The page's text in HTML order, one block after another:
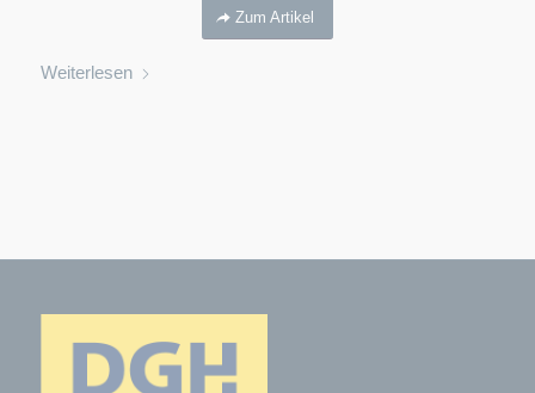
Zum Artikel
Weiterlesen